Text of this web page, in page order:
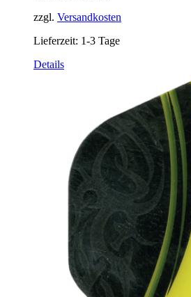
zzgl. Versandkosten
Lieferzeit: 1-3 Tage
Details